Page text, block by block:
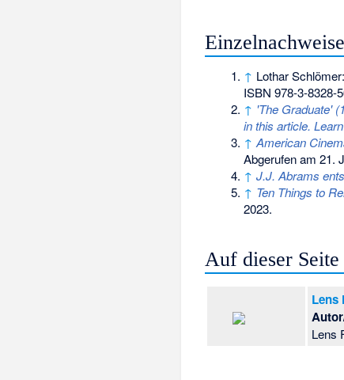
Einzelnachweise
↑ Lothar Schlömer:
ISBN 978-3-8328-
↑ 'The Graduate'
in this article.
↑ American
Abgerufen am 21.
↑ J.J. Abrams
↑ Ten Things to
2023.
Auf dieser
Lens
Lens